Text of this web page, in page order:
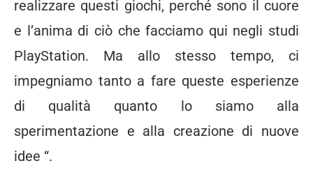
realizzare questi giochi, perché sono il cuore
e l’anima di ciò che facciamo qui negli studi
PlayStation. Ma allo stesso tempo, ci
impegniamo tanto a fare queste esperienze
di qualità quanto lo siamo alla
sperimentazione e alla creazione di nuove
idee “.